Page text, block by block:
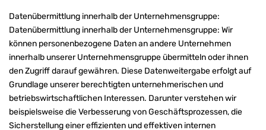
Datenübermittlung innerhalb der Unternehmensgruppe:
Datenübermittlung innerhalb der Unternehmensgruppe: Wir
können personenbezogene Daten an andere Unternehmen
innerhalb unserer Unternehmensgruppe übermitteln oder ihnen
den Zugriff darauf gewähren. Diese Datenweitergabe erfolgt auf
Grundlage unserer berechtigten unternehmerischen und
betriebswirtschaftlichen Interessen. Darunter verstehen wir
beispielsweise die Verbesserung von Geschäftsprozessen, die
Sicherstellung einer effizienten und effektiven internen